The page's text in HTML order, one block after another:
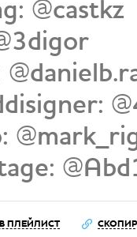
@castkz
ПЛЕЙЛИСТ